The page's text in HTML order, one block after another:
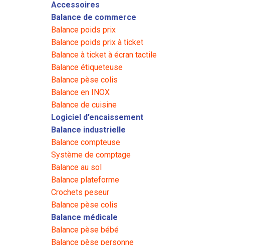
Accessoires
Balance de commerce
Balance poids prix
Balance poids prix à ticket
Balance à ticket à écran tactile
Balance étiqueteuse
Balance pèse colis
Balance en INOX
Balance de cuisine
Logiciel d’encaissement
Balance industrielle
Balance compteuse
Système de comptage
Balance au sol
Balance plateforme
Crochets peseur
Balance pèse colis
Balance médicale
Balance pèse bébé
Balance pèse personne